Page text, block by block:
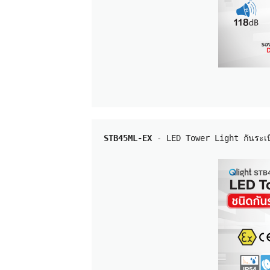
STB45ML-EX - LED Tower Light กันระเ